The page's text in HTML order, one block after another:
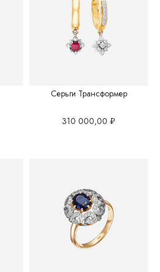
Серьги Трансформер
310 000,00 ₽